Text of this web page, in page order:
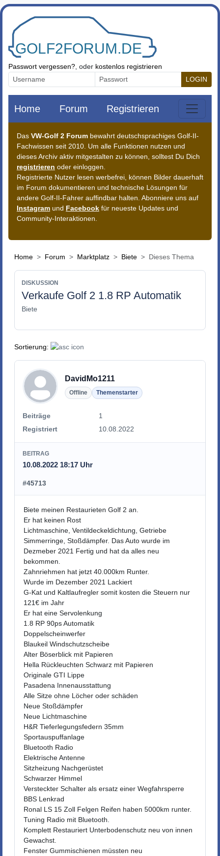
Zum Inhalt springen
Passwort vergessen? , oder kostenlos registrieren
LOGIN
Home Forum Registrieren
Das VW-Golf 2 Forum bewahrt deutschsprachiges Golf-II-
Fachwissen seit 2010. Um alle Funktionen nutzen und
dieses Archiv aktiv mitgestalten zu können, solltest Du Dich
registrieren oder einloggen.
Registrierte Nutzer lesen werbefrei, können Bilder dauerhaft
im Forum dokumentieren und technische Lösungen für
andere Golf-II-Fahrer auffindbar halten. Abonniere uns auf
Instagram und Facebook für neueste Updates und
Community-Interaktionen.
Home Forum Marktplatz Biete Dieses Thema
DISKUSSION
Verkaufe Golf 2 1.8 RP Automatik
Biete
Sortierung:
DavidMo1211
Offline Themenstarter
Beiträge
1
Registriert
10.08.2022
BEITRAG
10.08.2022 18:17 Uhr
#45713
Biete meinen Restaurieten Golf 2 an.
Er hat keinen Rost
Lichtmaschine, Ventildeckeldichtung, Getriebe
Simmerringe, Stoßdämpfer. Das Auto wurde im
Dezmeber 2021 Fertig und hat da alles neu
bekommen.
Zahnriehmen hat jetzt 40.000km Runter.
Wurde im Dezember 2021 Lackiert
G-Kat und Kaltlaufregler somit kosten die Steuern nur
121€ im Jahr
Er hat eine Servolenkung
1.8 RP 90ps Automatik
Doppelscheinwerfer
Blaukeil Windschutzscheibe
Alter Böserblick mit Papieren
Hella Rückleuchten Schwarz mit Papieren
Originale GTI Lippe
Pasadena Innenausstattung
Alle Sitze ohne Löcher oder schäden
Neue Stoßdämpfer
Neue Lichtmaschine
H&R Tieferlegungsfedern 35mm
Sportauspuffanlage
Bluetooth Radio
Elektrische Antenne
Sitzheizung Nachgerüstet
Schwarzer Himmel
Versteckter Schalter als ersatz einer Wegfahrsperre
BBS Lenkrad
Ronal LS 15 Zoll Felgen Reifen haben 5000km runter.
Tuning Radio mit Bluetooth.
Komplett Restauriert Unterbodenschutz neu von innen
Gewachst.
Fenster Gummischienen müssten neu